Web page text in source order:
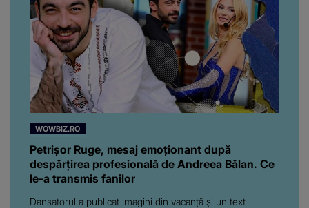
WOWBIZ.RO
Petrișor Ruge, mesaj emoționant după
despărțirea profesională de Andreea Bălan. Ce
le-a transmis fanilor
Dansatorul a publicat imagini din vacanță și un text